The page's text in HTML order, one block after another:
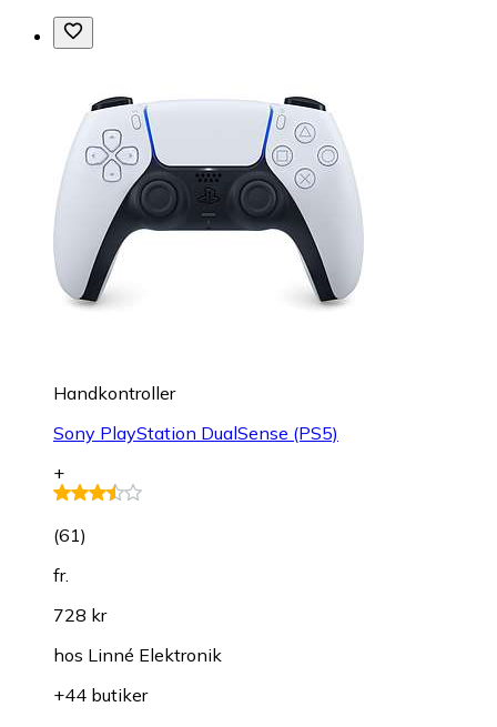
Handkontroller
Sony PlayStation DualSense (PS5)
+
(61)
fr.
728 kr
hos Linné Elektronik
+44 butiker